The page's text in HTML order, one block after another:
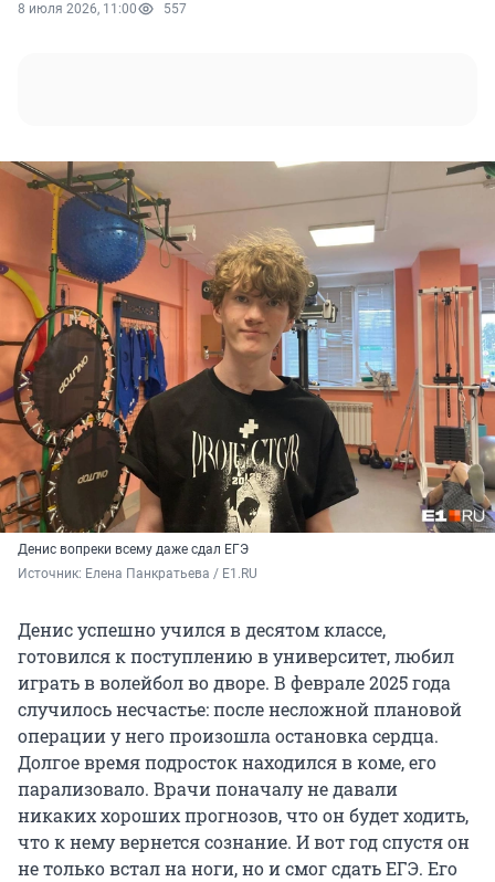
8 июля 2026, 11:00 557
Денис вопреки всему даже сдал ЕГЭ
Источник: Елена Панкратьева / E1.RU
Денис успешно учился в десятом классе,
готовился к поступлению в университет, любил
играть в волейбол во дворе. В феврале 2025 года
случилось несчастье: после несложной плановой
операции у него произошла остановка сердца.
Долгое время подросток находился в коме, его
парализовало. Врачи поначалу не давали
никаких хороших прогнозов, что он будет ходить,
что к нему вернется сознание. И вот год спустя он
не только встал на ноги, но и смог сдать ЕГЭ. Его